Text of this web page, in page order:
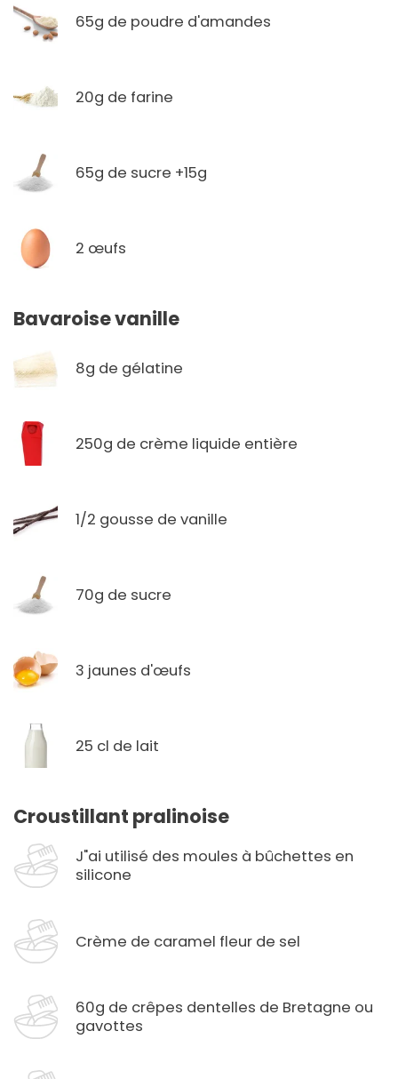
65g de poudre d'amandes
20g de farine
65g de sucre +15g
2 œufs
Bavaroise vanille
8g de gélatine
250g de crème liquide entière
1/2 gousse de vanille
70g de sucre
3 jaunes d'œufs
25 cl de lait
Croustillant pralinoise
J"ai utilisé des moules à bûchettes en
silicone
Crème de caramel fleur de sel
60g de crêpes dentelles de Bretagne ou
gavottes